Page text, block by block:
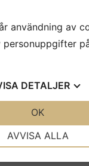
användning av
personuppgifter
DETALJER
AVVISA ALLA
OK